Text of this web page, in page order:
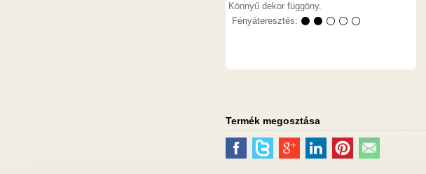
Könnyű dekor függöny.
Fényáteresztés: ⚫ ⚫ ⚪ ⚪ ⚪
Termék megosztása